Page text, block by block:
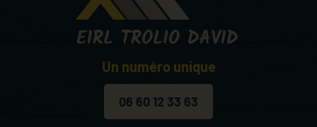
Un numéro unique
06 60 12 33 63